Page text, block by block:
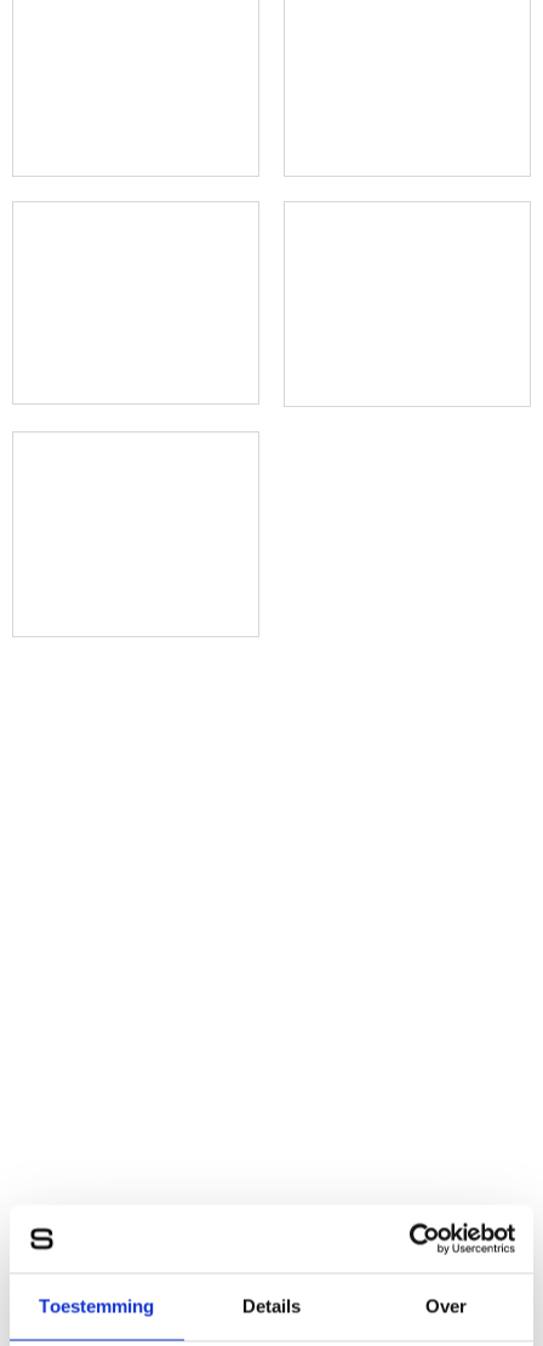
Toestemming Details Over